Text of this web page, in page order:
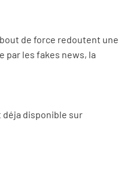
de force redoutent une
par les fakes news, la
déja disponible sur